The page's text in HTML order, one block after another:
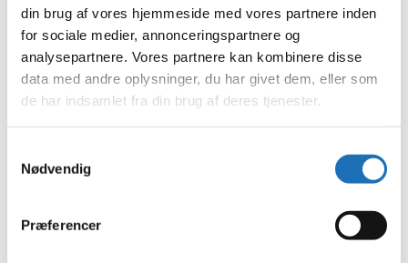
din brug af vores hjemmeside med vores partnere inden
for sociale medier, annonceringspartnere og
analysepartnere. Vores partnere kan kombinere disse
data med andre oplysninger, du har givet dem, eller som
de har indsamlet fra din brug af deres tjenester.
Nødvendig
Præferencer
juni 2023
maj 2023
april 2023
februar 2023
januar 2023
december 2022
november 2022
oktober 2022
juli 2022
april 2022